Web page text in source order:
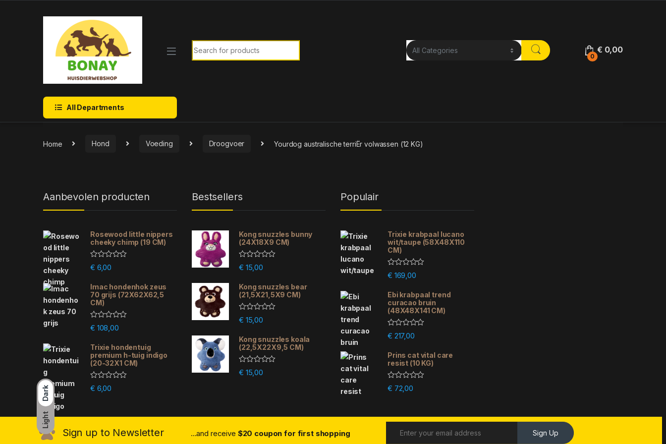
Dark
Light
Search for:
0
€ 0,00
All Departments
Home Hond Voeding Droogvoer Yourdog australische terriËr volwassen (12 KG)
Aanbevolen producten
Rosewood little nippers
cheeky chimp (19 CM)
R
a
e
d
0
o
u
t
o
€ 6,00
Imac hondenhok zeus
70 grijs (72X62X62,5
CM)
R
a
e
d
0
o
u
t
o
€ 108,00
Trixie hondentuig
premium h-tuig indigo
(20-32X1 CM)
R
a
u
€ 6,00
Bestsellers
Kong snuzzles bunny
(24X18X9 CM)
R
a
e
d
0
o
t
5
€ 15,00
Kong snuzzles bear
(21,5X21,5X9 CM)
R
a
e
d
0
o
t
€ 15,00
Kong snuzzles koala
(22,5X22X9,5 CM)
R
a
u
o
f
€ 15,00
Populair
Trixie krabpaal lucano
wit/taupe (58X48X110
CM)
R
a
e
d
0
o
u
t
o
€ 169,00
Ebi krabpaal trend
curacao bruin
(48X48X141 CM)
R
a
e
d
0
o
t
€ 217,00
Prins cat vital care
resist (10 KG)
R
a
€ 72,00
Sign up to Newsletter ...and receive $20 coupon for first shopping Sign Up